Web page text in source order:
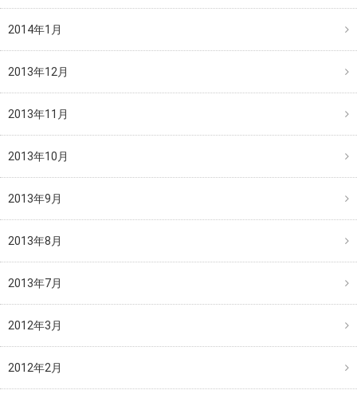
2014年1月
2013年12月
2013年11月
2013年10月
2013年9月
2013年8月
2013年7月
2012年3月
2012年2月